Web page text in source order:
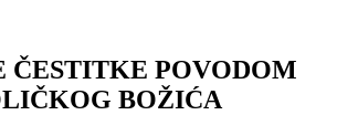
ČESTITKE POVODOM
BOŽIĆA